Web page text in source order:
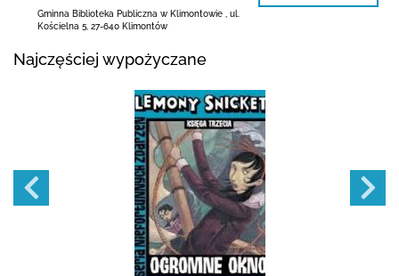
Gminna Biblioteka Publiczna w Klimontowie
ul.
Kościelna 5 27-640 Klimontów
Najczęściej wypożyczane